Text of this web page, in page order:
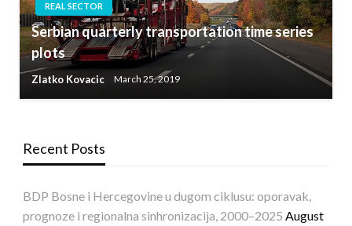
REAL SECTOR
Serbian quarterly transportation time series
plots
Zlatko Kovacic March 25, 2019
Recent Posts
BDP Bosne i Hercegovine u dugom ciklusu: oporavak,
prognoze i regionalna sinhronizacija, 2000–2025 August